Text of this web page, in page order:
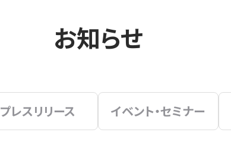
お知らせ
プレスリリース イベント・セミナー